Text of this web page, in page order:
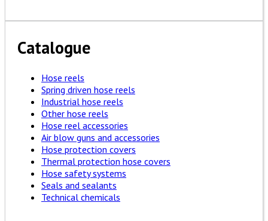
Catalogue
Hose reels
Spring driven hose reels
Industrial hose reels
Other hose reels
Hose reel accessories
Air blow guns and accessories
Hose protection covers
Thermal protection hose covers
Hose safety systems
Seals and sealants
Technical chemicals